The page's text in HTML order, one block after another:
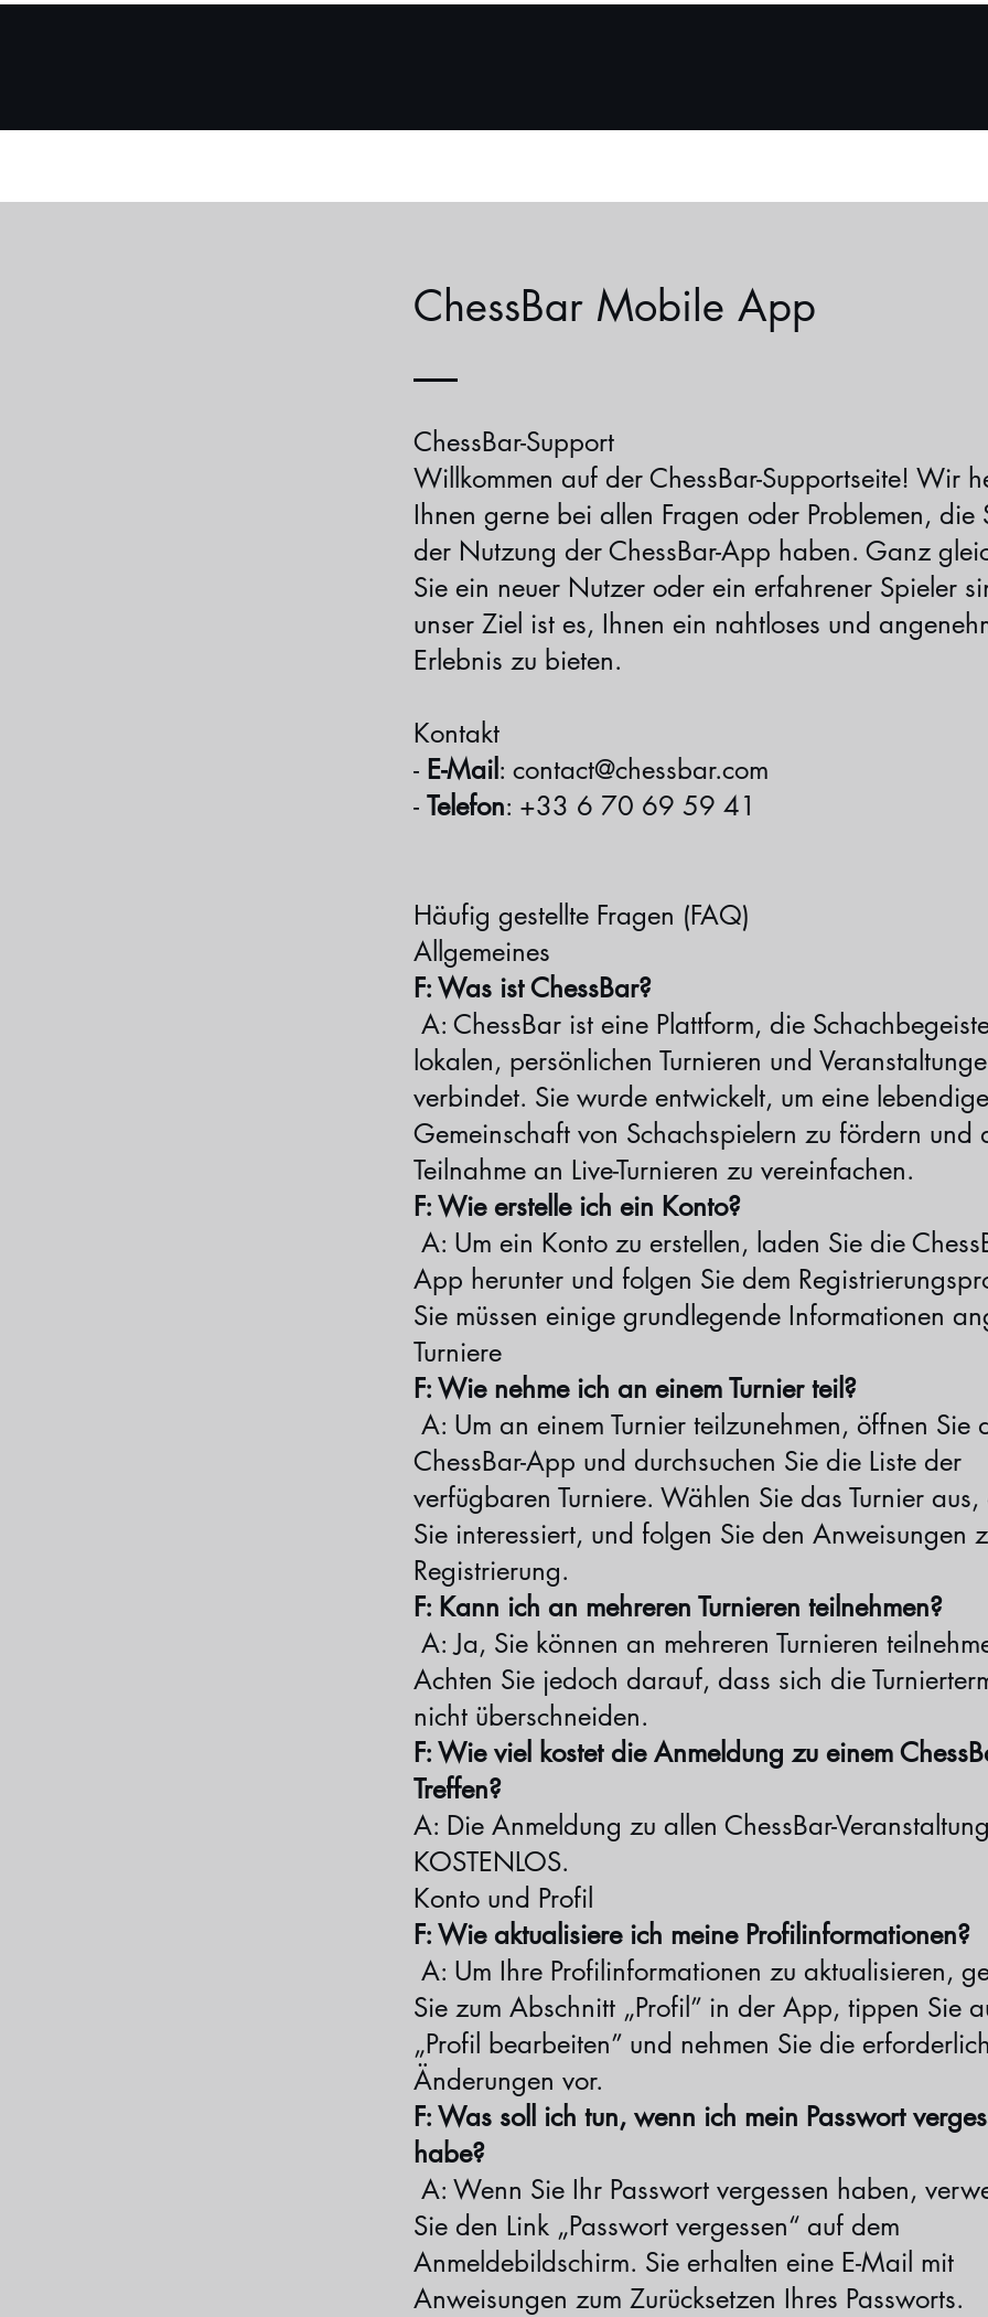
ChessBar Mobile App
ChessBar-Support
Willkommen auf der ChessBar-Supportseite! Wir
Ihnen gerne bei allen Fragen oder Problemen, die
der Nutzung der ChessBar-App haben. Ganz
Sie ein neuer Nutzer oder ein erfahrener Spieler
unser Ziel ist es, Ihnen ein nahtloses und
Erlebnis zu bieten.
Kontakt
- E-Mail : contact@chessbar.com
- Telefon: +33 6 70 69 59 41
Häufig gestellte Fragen (FAQ)
Allgemeines
F: Was ist ChessBar?
A: ChessBar ist eine Plattform, die
lokalen, persönlichen Turnieren und
verbindet. Sie wurde entwickelt, um eine lebendige
Gemeinschaft von Schachspielern zu fördern und
Teilnahme an Live-Turnieren zu vereinfachen.
F: Wie erstelle ich ein Konto?
A: Um ein Konto zu erstellen, laden Sie die
App herunter und folgen Sie dem
Sie müssen einige grundlegende Informationen
Turniere
F: Wie nehme ich an einem Turnier teil?
A: Um an einem Turnier teilzunehmen, öffnen Sie
ChessBar-App und durchsuchen Sie die Liste der
verfügbaren Turniere. Wählen Sie das Turnier aus,
Sie interessiert, und folgen Sie den Anweisungen
Registrierung.
F: Kann ich an mehreren Turnieren teilnehmen?
A: Ja, Sie können an mehreren Turnieren
Achten Sie jedoch darauf, dass sich die
nicht überschneiden.
F: Wie viel kostet die Anmeldung zu einem
Treffen?
A: Die Anmeldung zu allen ChessBar-
KOSTENLOS.
Konto und Profil
F: Wie aktualisiere ich meine Profilinformationen?
A: Um Ihre Profilinformationen zu aktualisieren,
Sie zum Abschnitt „Profil” in der App, tippen Sie
„Profil bearbeiten” und nehmen Sie die
Änderungen vor.
F: Was soll ich tun, wenn ich mein Passwort
habe?
A: Wenn Sie Ihr Passwort vergessen haben,
Sie den Link „Passwort vergessen“ auf dem
Anmeldebildschirm. Sie erhalten eine E-Mail mit
Anweisungen zum Zurücksetzen Ihres Passworts.